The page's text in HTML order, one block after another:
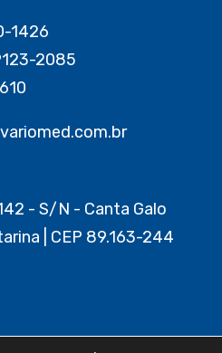
1426
2085
- S/N - Canta Galo
| CEP 89.163-244